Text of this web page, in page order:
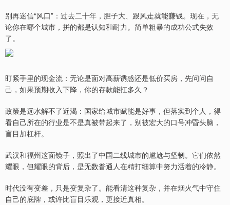
别再迷信“风口”：过去二十年，胆子大、跟风走就能赚钱。现在，无
论你在哪个城市，拼的都是认知和耐力。简单粗暴的成功公式失效
了。
盯紧手里的现金流：无论是面对高薪诱惑还是低价买房，先问问自
己，如果预期收入下降，你的存款能扛多久？
政策是远水解不了近渴：国家给城市赋能是好事，但落实到个人，得
看自己所在的行业是不是真被带起来了，别被宏大的口号冲昏头脑，
盲目加杠杆。
武汉和福州这面镜子，照出了中国二线城市的尴尬与坚韧。它们依然
耀眼，但耀眼的背后，是无数普通人在精打细算中努力活着的冷静。
时代没有变差，只是变复杂了。能看清这种复杂，并在烟火气中守住
自己的底牌，或许比盲目乐观，更接近真相。